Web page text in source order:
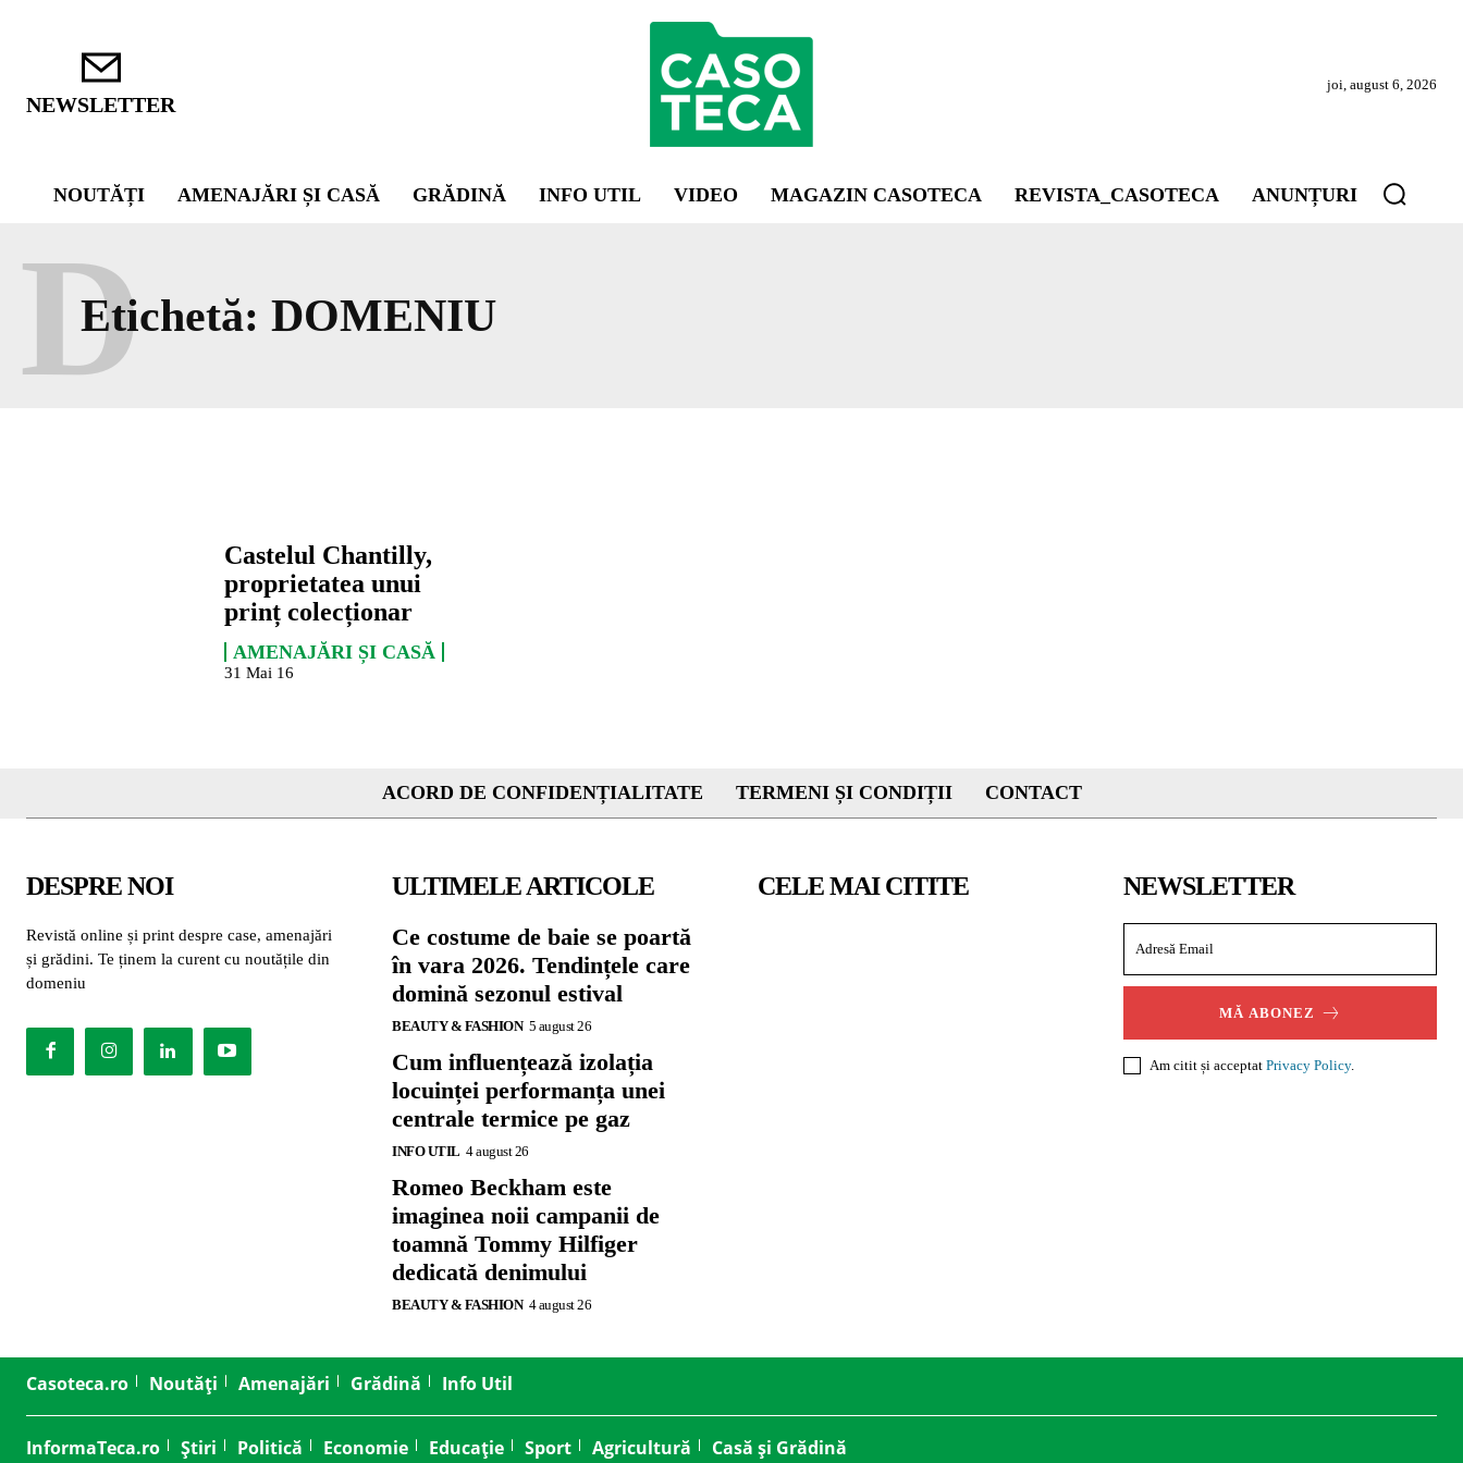
NEWSLETTER
joi, august 6, 2026
NOUTĂȚI AMENAJĂRI ȘI CASĂ GRĂDINĂ INFO UTIL VIDEO MAGAZIN CASOTECA REVISTA_CASOTECA ANUNȚURI
Etichetă: DOMENIU
D
Castelul Chantilly,
proprietatea unui
prinț colecționar
AMENAJĂRI ȘI CASĂ
31 Mai 16
ACORD DE CONFIDENȚIALITATE TERMENI ȘI CONDIȚII CONTACT
DESPRE NOI
Revistă online și print despre case, amenajări
și grădini. Te ținem la curent cu noutățile din
domeniu
ULTIMELE ARTICOLE
Ce costume de baie se poartă
în vara 2026. Tendințele care
domină sezonul estival
BEAUTY & FASHION 5 august 26
Cum influențează izolația
locuinței performanța unei
centrale termice pe gaz
INFO UTIL 4 august 26
Romeo Beckham este
imaginea noii campanii de
toamnă Tommy Hilfiger
dedicată denimului
BEAUTY & FASHION 4 august 26
CELE MAI CITITE NEWSLETTER
MĂ ABONEZ
Am citit și acceptat Privacy Policy.
Casoteca.ro Noutăți Amenajări Grădină Info Util
InformaTeca.ro Știri Politică Economie Educație Sport Agricultură Casă și Grădină